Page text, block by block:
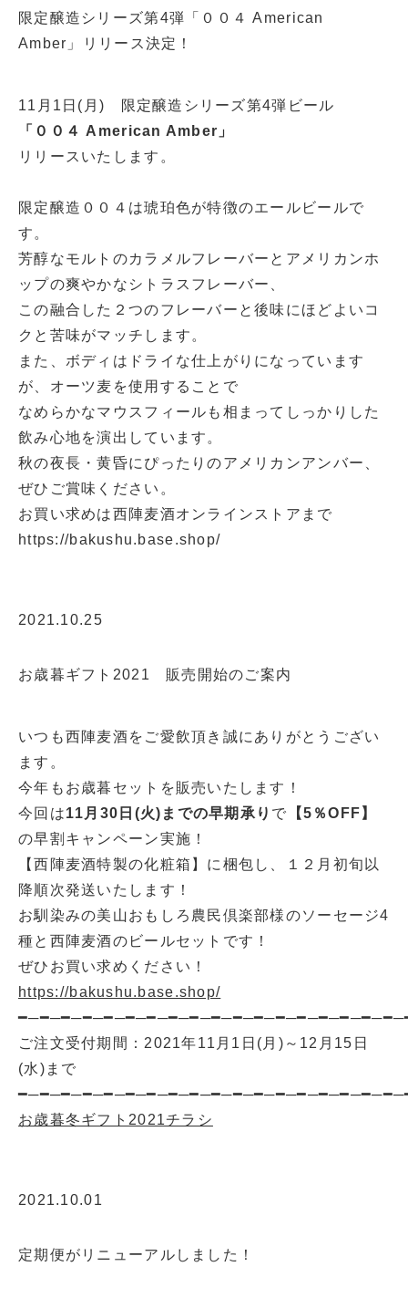
限定醸造シリーズ第4弾「００４ American
Amber」リリース決定！
11月1日(月) 限定醸造シリーズ第4弾ビール
「００４ American Amber」
リリースいたします。
限定醸造００４は琥珀色が特徴のエールビールで
す。
芳醇なモルトのカラメルフレーバーとアメリカンホ
ップの爽やかなシトラスフレーバー、
この融合した２つのフレーバーと後味にほどよいコ
クと苦味がマッチします。
また、ボディはドライな仕上がりになっています
が、オーツ麦を使用することで
なめらかなマウスフィールも相まってしっかりした
飲み心地を演出しています。
秋の夜長・黄昏にぴったりのアメリカンアンバー、
ぜひご賞味ください。
お買い求めは西陣麦酒オンラインストアまで
https://bakushu.base.shop/
2021.10.25
お歳暮ギフト2021 販売開始のご案内
いつも西陣麦酒をご愛飲頂き誠にありがとうござい
ます。
今年もお歳暮セットを販売いたします！
今回は11月30日(火)までの早期承り で 【5％OFF】
の早割キャンペーン実施！
【西陣麦酒特製の化粧箱】に梱包し、１２月初旬以
降順次発送いたします！
お馴染みの美山おもしろ農民倶楽部様のソーセージ4
種と西陣麦酒のビールセットです！
ぜひお買い求めください！
https://bakushu.base.shop/
ご注文受付期間：2021年11月1日(月)～12月15日
(水)まで
お歳暮冬ギフト2021チラシ
2021.10.01
定期便がリニューアルしました！